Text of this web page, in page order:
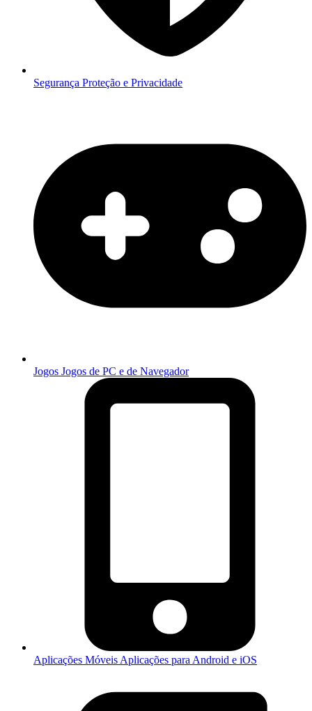
Segurança Proteção e Privacidade
Jogos Jogos de PC e de Navegador
Aplicações Móveis Aplicações para Android e iOS